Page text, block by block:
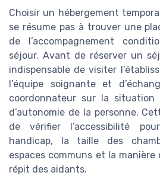
Choisir un hébergement
se résume pas à trouver une
de l’accompagnement
séjour. Avant de réserver un
indispensable de visiter
l’équipe soignante et
coordonnateur sur la
d’autonomie de la personne.
de vérifier l’accessibilité
handicap, la taille des
espaces communs et la manière
répit des aidants.